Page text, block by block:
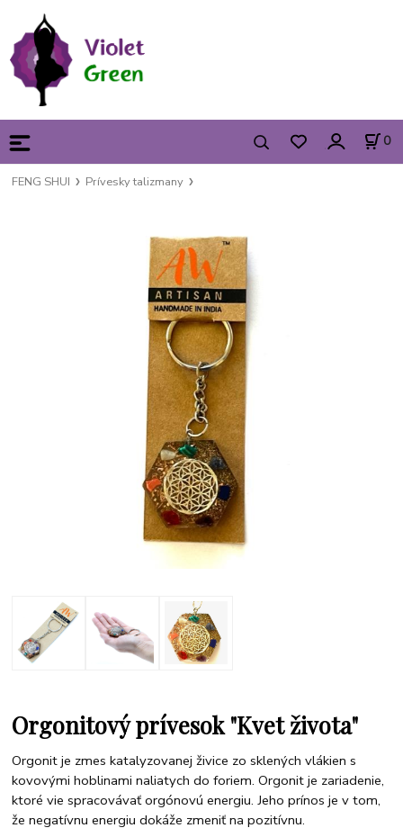
0
FENG SHUI Prívesky talizmany
Orgonitový prívesok "Kvet života"
Orgonit je zmes katalyzovanej živice zo sklených vlákien s
kovovými hoblinami naliatych do foriem. Orgonit je zariadenie,
ktoré vie spracovávať orgónovú energiu. Jeho prínos je v tom,
že negatívnu energiu dokáže zmeniť na pozitívnu.